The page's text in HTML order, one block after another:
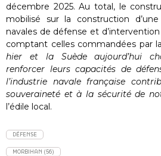
décembre 2025. Au total, le
mobilisé sur la construction
navales de défense et
comptant celles commandées par
hier et la Suède aujourd’hui
renforcer leurs capacités de
l’industrie navale française
souveraineté et à la sécurité de
l’édile local.
DÉFENSE
MORBIHAN (56)